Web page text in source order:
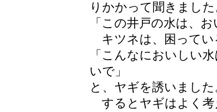
りかかって聞きまし
「この井戸の水は、
キツネは、困ってい
「こんなにおいしい
いで」
と、ヤギを誘いました
するとヤギはよく考